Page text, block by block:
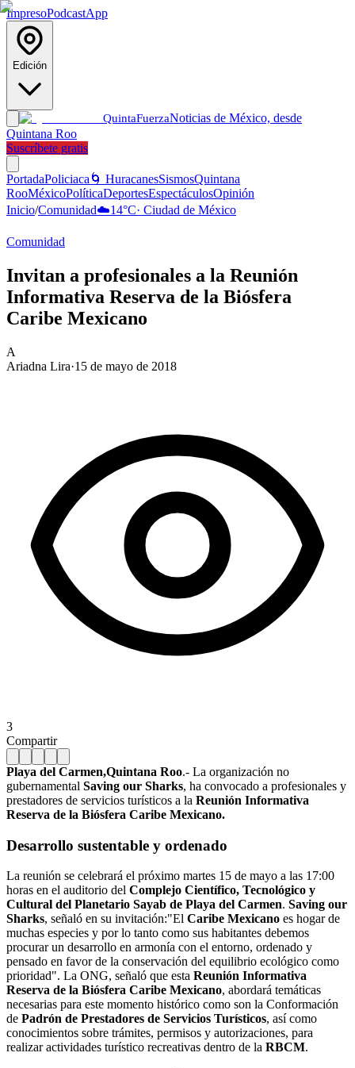
ImpresoPodcastApp
Edición
QuintaFuerzaNoticias de México, desde
Quintana Roo
Suscríbete gratis
PortadaPoliciaca 🌀 HuracanesSismosQuintana
RooMéxicoPolíticaDeportesEspectáculosOpinión
Inicio/Comunidad☁️14°C· Ciudad de México
Comunidad
Invitan a profesionales a la Reunión
Informativa Reserva de la Biósfera
Caribe Mexicano
A
Ariadna Lira·15 de mayo de 2018
3
Compartir
Playa del Carmen,Quintana Roo.- La organización no
gubernamental Saving our Sharks, ha convocado a profesionales y
prestadores de servicios turísticos a la Reunión Informativa
Reserva de la Biósfera Caribe Mexicano.
Desarrollo sustentable y ordenado
La reunión se celebrará el próximo martes 15 de mayo a las 17:00
horas en el auditorio del Complejo Científico, Tecnológico y
Cultural del Planetario Sayab de Playa del Carmen. Saving our
Sharks, señaló en su invitación:"El Caribe Mexicano es hogar de
muchas especies y por lo tanto como sus habitantes debemos
procurar un desarrollo en armonía con el entorno, ordenado y
pensado en favor de la conservación del equilibrio ecológico como
prioridad". La ONG, señaló que esta Reunión Informativa
Reserva de la Biósfera Caribe Mexicano, abordará temáticas
necesarias para este momento histórico como son la Conformación
de Padrón de Prestadores de Servicios Turísticos, así como
conocimientos sobre trámites, permisos y autorizaciones, para
realizar actividades turístico recreativas dentro de la RBCM.